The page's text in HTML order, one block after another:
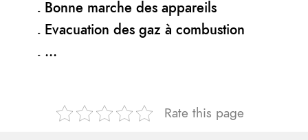
Bonne marche des appareils
Evacuation des gaz à combustion
…
Rate this page